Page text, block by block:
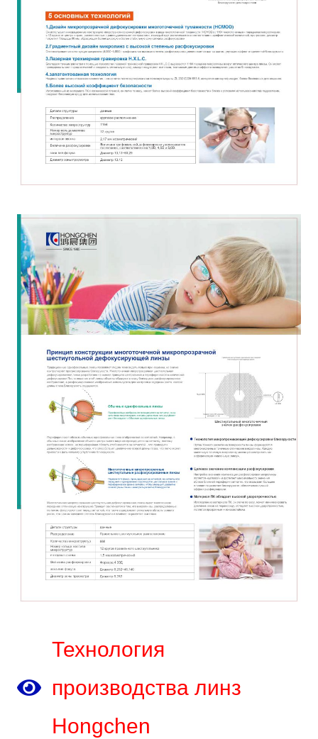
Технология
производства линз
Hongchen